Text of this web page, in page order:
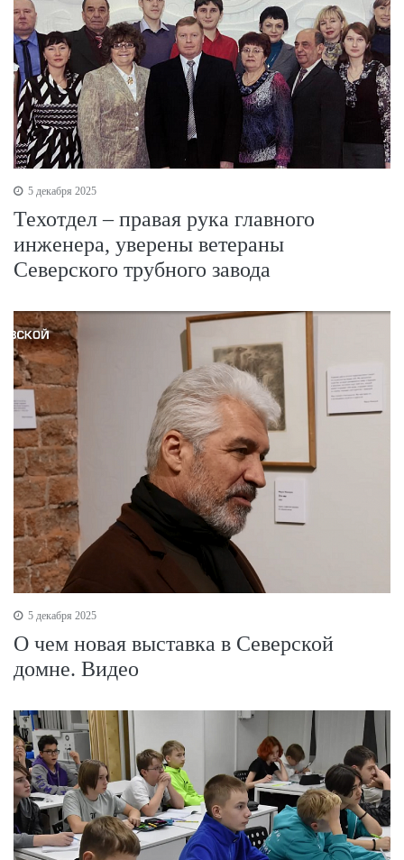
5 декабря 2025
Техотдел – правая рука главного
инженера, уверены ветераны
Северского трубного завода
5 декабря 2025
О чем новая выставка в Северской
домне. Видео